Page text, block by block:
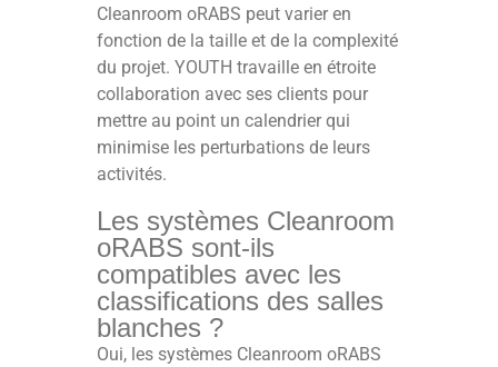
Cleanroom oRABS peut varier en
fonction de la taille et de la complexité
du projet. YOUTH travaille en étroite
collaboration avec ses clients pour
mettre au point un calendrier qui
minimise les perturbations de leurs
activités.
Les systèmes Cleanroom
oRABS sont-ils
compatibles avec les
classifications des salles
blanches ?
Oui, les systèmes Cleanroom oRABS